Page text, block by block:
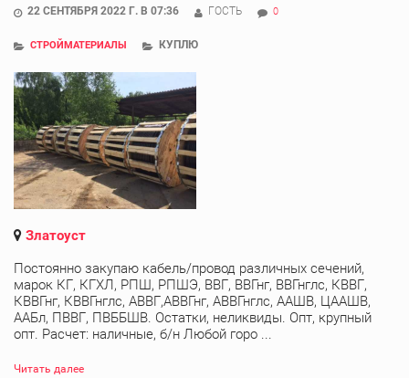
22 СЕНТЯБРЯ 2022 Г. В 07:36 ГОСТЬ 0
СТРОЙМАТЕРИАЛЫ КУПЛЮ
Златоуст
Постоянно закупаю кабель/провод различных сечений,
марок КГ, КГХЛ, РПШ, РПШЭ, ВВГ, ВВГнг, ВВГнглс, КВВГ,
КВВГнг, КВВГнглс, АВВГ,АВВГнг, АВВГнглс, ААШВ, ЦААШВ,
ААБл, ПВВГ, ПВББШВ. Остатки, неликвиды. Опт, крупный
опт. Расчет: наличные, б/н Любой горо ...
Читать далее